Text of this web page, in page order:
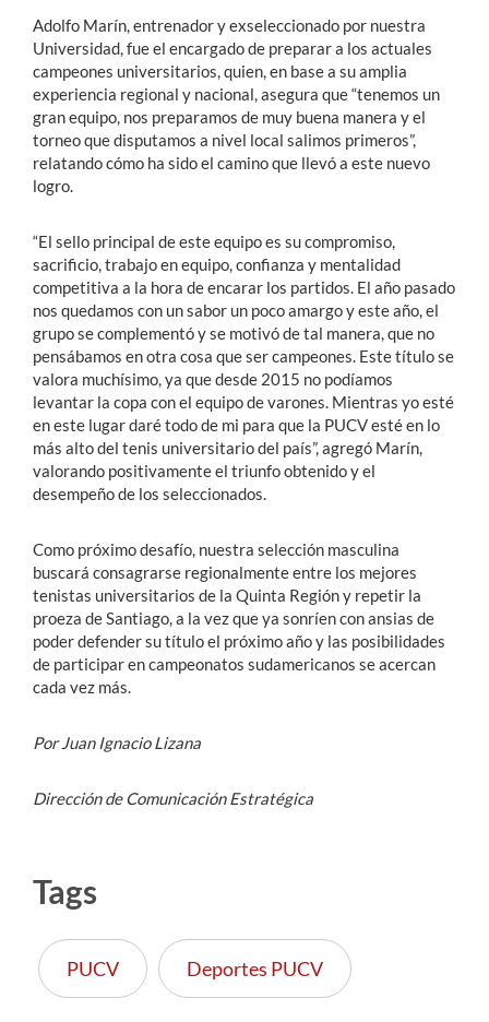
Adolfo Marín, entrenador y exseleccionado por nuestra
Universidad, fue el encargado de preparar a los actuales
campeones universitarios, quien, en base a su amplia
experiencia regional y nacional, asegura que “tenemos un
gran equipo, nos preparamos de muy buena manera y el
torneo que disputamos a nivel local salimos primeros”,
relatando cómo ha sido el camino que llevó a este nuevo
logro.
“El sello principal de este equipo es su compromiso,
sacrificio, trabajo en equipo, confianza y mentalidad
competitiva a la hora de encarar los partidos. El año pasado
nos quedamos con un sabor un poco amargo y este año, el
grupo se complementó y se motivó de tal manera, que no
pensábamos en otra cosa que ser campeones. Este título se
valora muchísimo, ya que desde 2015 no podíamos
levantar la copa con el equipo de varones. Mientras yo esté
en este lugar daré todo de mi para que la PUCV esté en lo
más alto del tenis universitario del país”, agregó Marín,
valorando positivamente el triunfo obtenido y el
desempeño de los seleccionados.
Como próximo desafío, nuestra selección masculina
buscará consagrarse regionalmente entre los mejores
tenistas universitarios de la Quinta Región y repetir la
proeza de Santiago, a la vez que ya sonríen con ansias de
poder defender su título el próximo año y las posibilidades
de participar en campeonatos sudamericanos se acercan
cada vez más.
Por Juan Ignacio Lizana
Dirección de Comunicación Estratégica
Tags
PUCV Deportes PUCV